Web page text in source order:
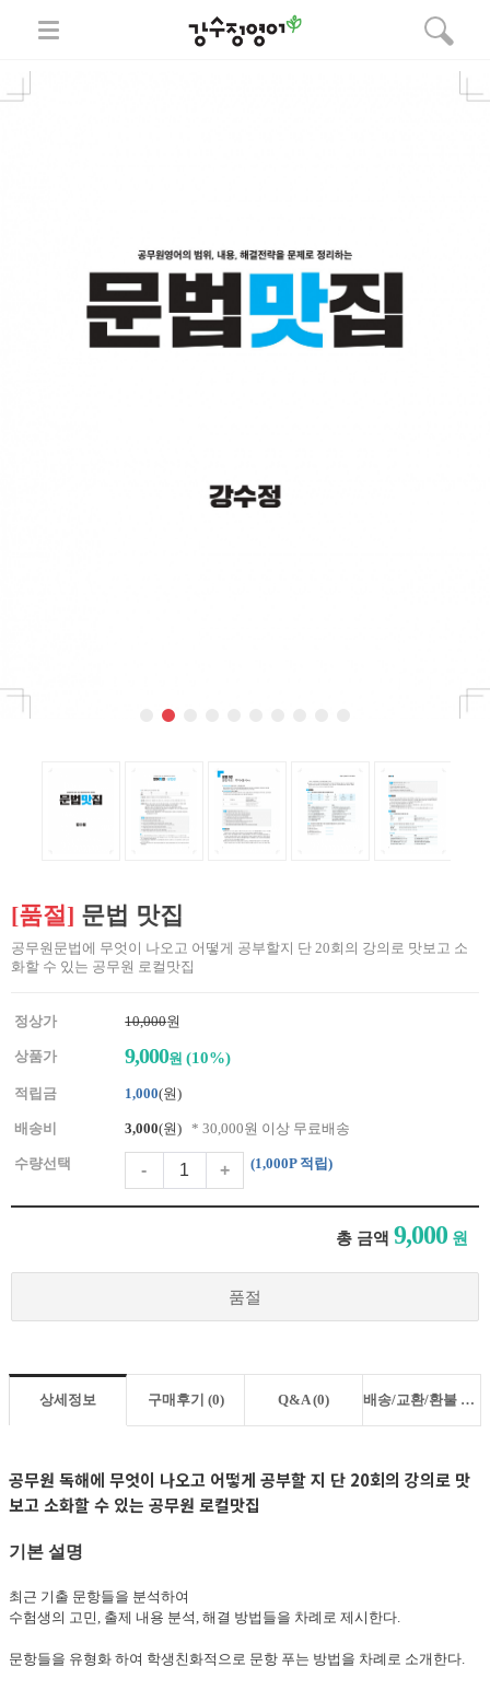
[품절] 문법 맛집
공무원문법에 무엇이 나오고 어떻게 공부할지 단 20회의 강의로 맛보고 소
화할 수 있는 공무원 로컬맛집
정상가 10,000원
상품가 9,000원(10%)
적립금 1,000(원)
배송비 3,000(원)* 30,000원 이상 무료배송
수량선택 - + (1,000P 적립)
총 금액 9,000 원
품절
상세정보 구매후기 (0) Q&A (0) 배송/교환/환불 안내
공무원 독해에 무엇이 나오고 어떻게 공부할 지 단 20회의 강의로 맛
보고 소화할 수 있는 공무원 로컬맛집
기본 설명
최근 기출 문항들을 분석하여
수험생의 고민, 출제 내용 분석, 해결 방법들을 차례로 제시한다.
문항들을 유형화 하여 학생친화적으로 문항 푸는 방법을 차례로 소개한다.